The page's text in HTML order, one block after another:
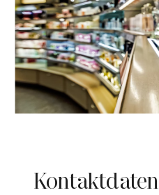
Kontaktdaten